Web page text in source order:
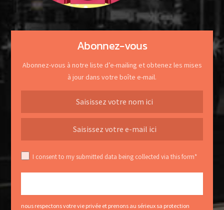
Abonnez-vous
Abonnez-vous à notre liste d’e-mailing et obtenez les mises
à jour dans votre boîte e-mail.
I consent to my submitted data being collected via this form*
nous respectons votre vie privée et prenons au sérieux sa protection